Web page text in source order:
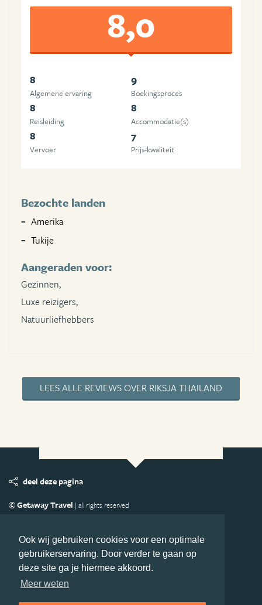
Ook wij gebruiken cookies voor een optimale
gebruikerservaring. Door verder te gaan op
deze site ga je hiermee akkoord.
Meer weten
8,0
8
Algemene ervaring
9
Boekingsproces
8
Reisleiding
8
Accommodatie(s)
8
Vervoer
7
Prijs-kwaliteit
Bezochte landen
Amerika
Tukije
Aangeraden voor:
Gezinnen,
Luxe reizigers,
Natuurliefhebbers
LEES ALLE REVIEWS OVER RIKSJA THAILAND
deel deze pagina
© Getaway Travel | all rights reserved
Copyright
Privacy statement Disclaimer
Cookies
Volg Azie.nl
Nieuwsbrief
Facebook